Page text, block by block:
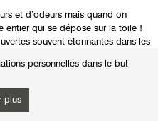
personnelles dans le but
plus
et d’odeurs mais quand on
entier qui se dépose sur la toile !
souvent étonnantes dans les
plastiques vibrantes et
à partir du mois de mars